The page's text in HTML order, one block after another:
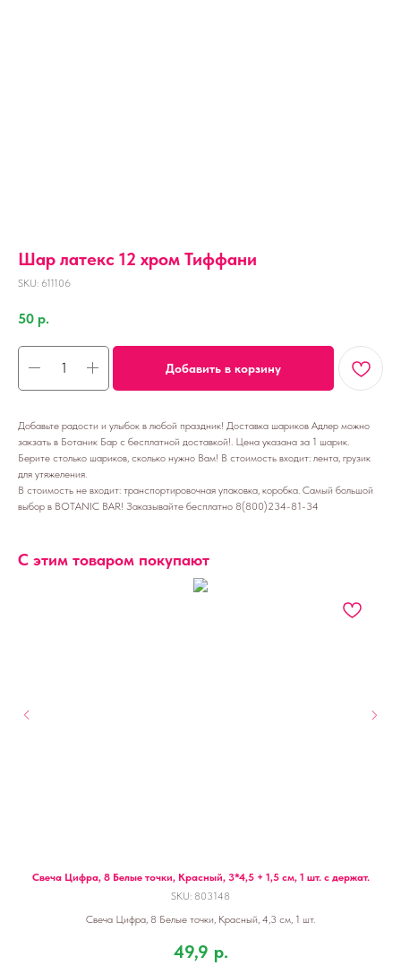
Шар латекс 12 хром Тиффани
SKU: 611106
50 р.
Добавить в корзину
Добавьте радости и улыбок в любой праздник! Доставка шариков Адлер можно
закзать в Ботаник Бар с бесплатной доставкой!. Цена указана за 1 шарик.
Берите столько шариков, сколько нужно Вам! В стоимость входит: лента, грузик
для утяжеления.
В стоимость не входит: транспортировочная упаковка, коробка. Самый большой
выбор в BOTANIC BAR! Заказывайте бесплатно 8(800)234-81-34
С этим товаром покупают
Свеча Цифра, 8 Белые точки, Красный, 3*4,5 + 1,5 см, 1 шт. с держат.
SKU: 803148
Свеча Цифра, 8 Белые точки, Красный, 4,3 см, 1 шт.
49,9 р.